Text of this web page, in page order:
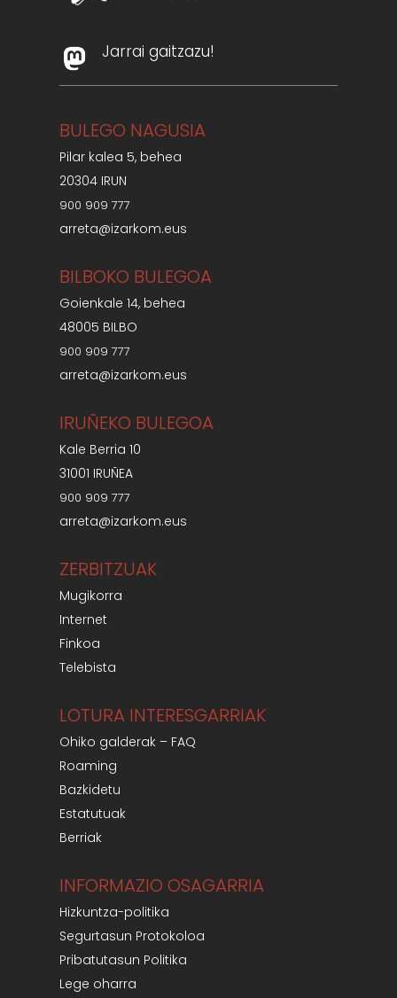
Jarrai gaitzazu!
BULEGO NAGUSIA
Pilar kalea 5, behea
20304 IRUN
900 909 777
arreta@izarkom.eus
BILBOKO BULEGOA
Goienkale 14, behea
48005 BILBO
900 909 777
arreta@izarkom.eus
IRUÑEKO BULEGOA
Kale Berria 10
31001 IRUÑEA
900 909 777
arreta@izarkom.eus
ZERBITZUAK
Mugikorra
Internet
Finkoa
Telebista
LOTURA INTERESGARRIAK
Ohiko galderak – FAQ
Roaming
Bazkidetu
Estatutuak
Berriak
INFORMAZIO OSAGARRIA
Hizkuntza-politika
Segurtasun Protokoloa
Pribatutasun Politika
Lege oharra